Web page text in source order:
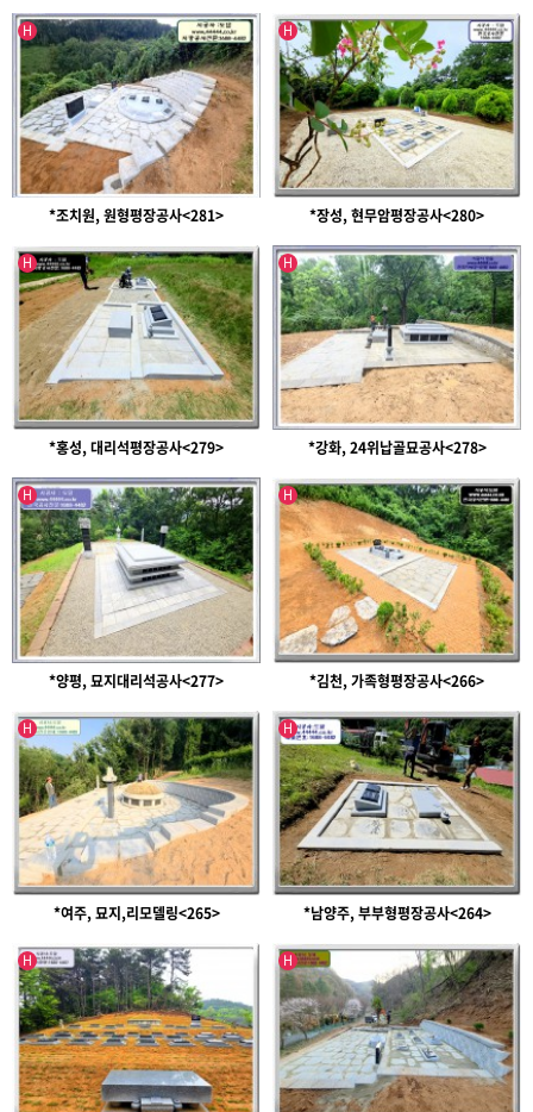
H
인기글
*조치원, 원형평장공사<281>
H
인기글
*장성, 현무암평장공사<280>
H
인기글
*홍성, 대리석평장공사<279>
H
인기글
*강화, 24위납골묘공사<278>
H
인기글
*양평, 묘지대리석공사<277>
H
인기글
*김천, 가족형평장공사<266>
H
인기글
*여주, 묘지,리모델링<265>
H
인기글
*남양주, 부부형평장공사<264>
H
인기글
H
인기글